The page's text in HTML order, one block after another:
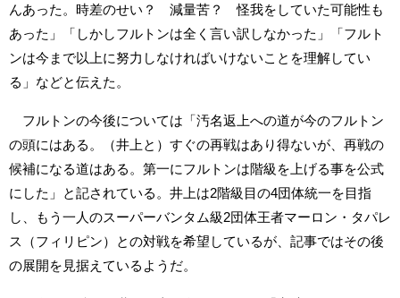
んあった。時差のせい？ 減量苦？ 怪我をしていた可能性も
あった」「しかしフルトンは全く言い訳しなかった」「フルト
ンは今まで以上に努力しなければいけないことを理解してい
る」などと伝えた。
フルトンの今後については「汚名返上への道が今のフルトン
の頭にはある。（井上と）すぐの再戦はあり得ないが、再戦の
候補になる道はある。第一にフルトンは階級を上げる事を公式
にした」と記されている。井上は2階級目の4団体統一を目指
し、もう一人のスーパーバンタム級2団体王者マーロン・タパレ
ス（フィリピン）との対戦を希望しているが、記事ではその後
の展開を見据えているようだ。